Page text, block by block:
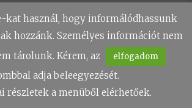
kat használ, hogy informálódhassunk
hozzánk. Személyes információt nem
tárolunk. Kérem, az
elfogadom
adja beleegyezését.
részletek a menüből elérhetőek.